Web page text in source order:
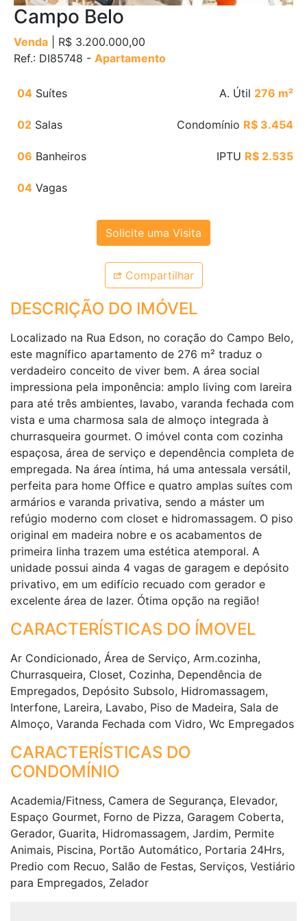
Campo Belo
Venda | R$ 3.200.000,00
Ref.: DI85748 - Apartamento
04 Suítes
02 Salas
06 Banheiros
04 Vagas
A. Útil 276 m²
Condomínio R$ 3.454
IPTU R$ 2.535
Solicite uma Visita
Compartilhar
DESCRIÇÃO DO IMÓVEL
Localizado na Rua Edson, no coração do Campo Belo,
este magnífico apartamento de 276 m² traduz o
verdadeiro conceito de viver bem. A área social
impressiona pela imponência: amplo living com lareira
para até três ambientes, lavabo, varanda fechada com
vista e uma charmosa sala de almoço integrada à
churrasqueira gourmet. O imóvel conta com cozinha
espaçosa, área de serviço e dependência completa de
empregada. Na área íntima, há uma antessala versátil,
perfeita para home Office e quatro amplas suítes com
armários e varanda privativa, sendo a máster um
refúgio moderno com closet e hidromassagem. O piso
original em madeira nobre e os acabamentos de
primeira linha trazem uma estética atemporal. A
unidade possui ainda 4 vagas de garagem e depósito
privativo, em um edifício recuado com gerador e
excelente área de lazer. Ótima opção na região!
CARACTERÍSTICAS DO ÍMOVEL
Ar Condicionado, Área de Serviço, Arm.cozinha,
Churrasqueira, Closet, Cozinha, Dependência de
Empregados, Depósito Subsolo, Hidromassagem,
Interfone, Lareira, Lavabo, Piso de Madeira, Sala de
Almoço, Varanda Fechada com Vidro, Wc Empregados
CARACTERÍSTICAS DO
CONDOMÍNIO
Academia/Fitness, Camera de Segurança, Elevador,
Espaço Gourmet, Forno de Pizza, Garagem Coberta,
Gerador, Guarita, Hidromassagem, Jardim, Permite
Animais, Piscina, Portão Automático, Portaria 24Hrs,
Predio com Recuo, Salão de Festas, Serviços, Vestiário
para Empregados, Zelador